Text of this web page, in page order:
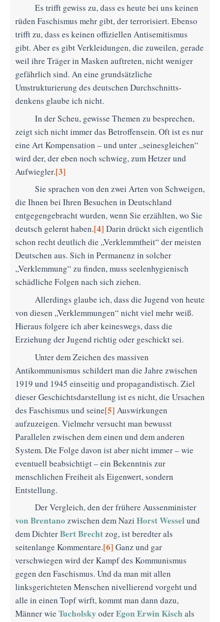
Es trifft gewiss zu, dass es heute bei uns keinen
rüden Faschismus mehr gibt, der terrorisiert. Ebenso
trifft zu, dass es keinen offiziellen Antisemitismus
gibt. Aber es gibt Verkleidungen, die zuweilen, gerade
weil ihre Träger in Masken auftreten, nicht weniger
gefährlich sind. An eine grundsätzliche
Umstrukturierung des deutschen Durchschnitts-
denkens glaube ich nicht.
In der Scheu, gewisse Themen zu besprechen,
zeigt sich nicht immer das Betroffensein. Oft ist es nur
eine Art Kompensation – und unter „seinesgleichen“
wird der, der eben noch schwieg, zum Hetzer und
Aufwiegler.[3]
Sie sprachen von den zwei Arten von Schweigen,
die Ihnen bei Ihren Besuchen in Deutschland
entgegengebracht wurden, wenn Sie erzählten, wo Sie
deutsch gelernt haben.[4] Darin drückt sich eigentlich
schon recht deutlich die „Verklemmtheit“ der meisten
Deutschen aus. Sich in Permanenz in solcher
„Verklemmung“ zu finden, muss seelenhygienisch
schädliche Folgen nach sich ziehen.
Allerdings glaube ich, dass die Jugend von heute
von diesen „Verklemmungen“ nicht viel mehr weiß.
Hieraus folgere ich aber keineswegs, dass die
Erziehung der Jugend richtig oder geschickt sei.
Unter dem Zeichen des massiven
Antikommunismus schildert man die Jahre zwischen
1919 und 1945 einseitig und propagandistisch. Ziel
dieser Geschichtsdarstellung ist es nicht, die Ursachen
des Faschismus und seine[5] Auswirkungen
aufzuzeigen. Vielmehr versucht man bewusst
Parallelen zwischen dem einen und dem anderen
System. Die Folge davon ist aber nicht immer – wie
eventuell beabsichtigt – ein Bekenntnis zur
menschlichen Freiheit als Eigenwert, sondern
Entstellung.
Der Vergleich, den der frühere Aussenminister
von Brentano zwischen dem Nazi Horst Wesselund
dem DichterBert Brechtzog, ist beredter als
seitenlange Kommentare.[6] Ganz und gar
verschwiegen wird der Kampf des Kommunismus
gegen den Faschismus. Und da man mit allen
linksgerichteten Menschen nivellierend vorgeht und
alle in einen Topf wirft, kommt man dann dazu,
Männer wie Tucholsky oderEgon Erwin Kisch als